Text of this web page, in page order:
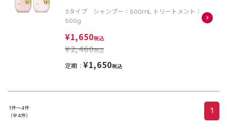
3タイプ シャンプー：500ｍL トリートメント：
500g
¥1,650税込
¥2,460税込
定期 ¥1,650税込
1件～4件
（全4件）
1